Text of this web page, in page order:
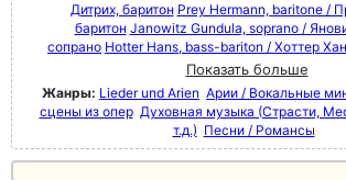
Дитрих, баритон Prey Hermann, baritone /
баритон Janowitz Gundula, soprano /
сопрано Hotter Hans, bass-bariton / Хоттер
Показать больше
Жанры: Lieder und Arien Арии / Вокальные
сцены из опер Духовная музыка (Страсти,
т.д.) Песни / Романсы